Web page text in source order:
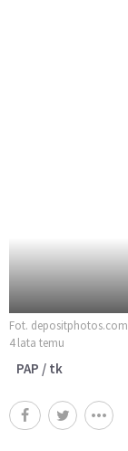
Fot. depositphotos.com
4 lata temu
PAP / tk